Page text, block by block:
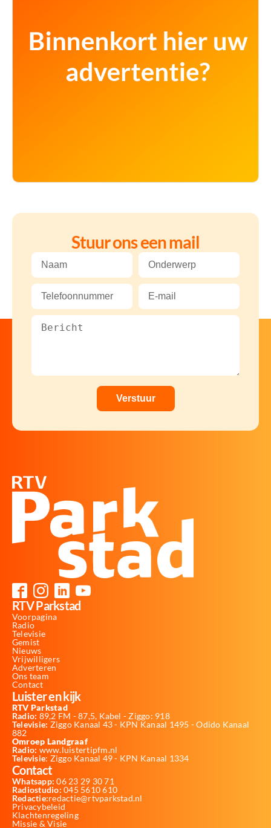
Stuur ons een mail
RTV Parkstad
Voorpagina
Radio
Televisie
Gemist
Nieuws
Vrijwilligers
Adverteren
Ons team
Contact
Luister en kijk
RTV Parkstad
Radio: 89,2 FM - 87,5, Kabel - Ziggo: 918
Televisie: Ziggo Kanaal 43 - KPN Kanaal 1495 - Odido Kanaal
882
Omroep Landgraaf
Radio: www.luistertipfm.nl
Televisie: Ziggo Kanaal 49 - KPN Kanaal 1334
Contact
Whatsapp: 06 23 29 30 71
Radiostudio: 045 5610 610
Redactie:redactie@rtvparkstad.nl
Privacybeleid
Klachtenregeling
Missie & Visie